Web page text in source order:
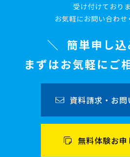
受け付けておりま
お気軽にお問い合わせ
簡単申し込
まずはお気軽にご
資料請求・お問
無料体験お申